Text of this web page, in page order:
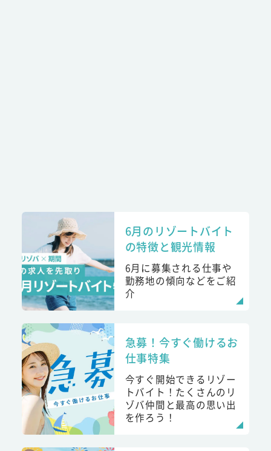
6月のリゾートバイト
の特徴と観光情報
6月に募集される仕事や
勤務地の傾向などをご紹
介
急募！今すぐ働けるお
仕事特集
今すぐ開始できるリゾー
トバイト！たくさんのリ
ゾバ仲間と最高の思い出
を作ろう！